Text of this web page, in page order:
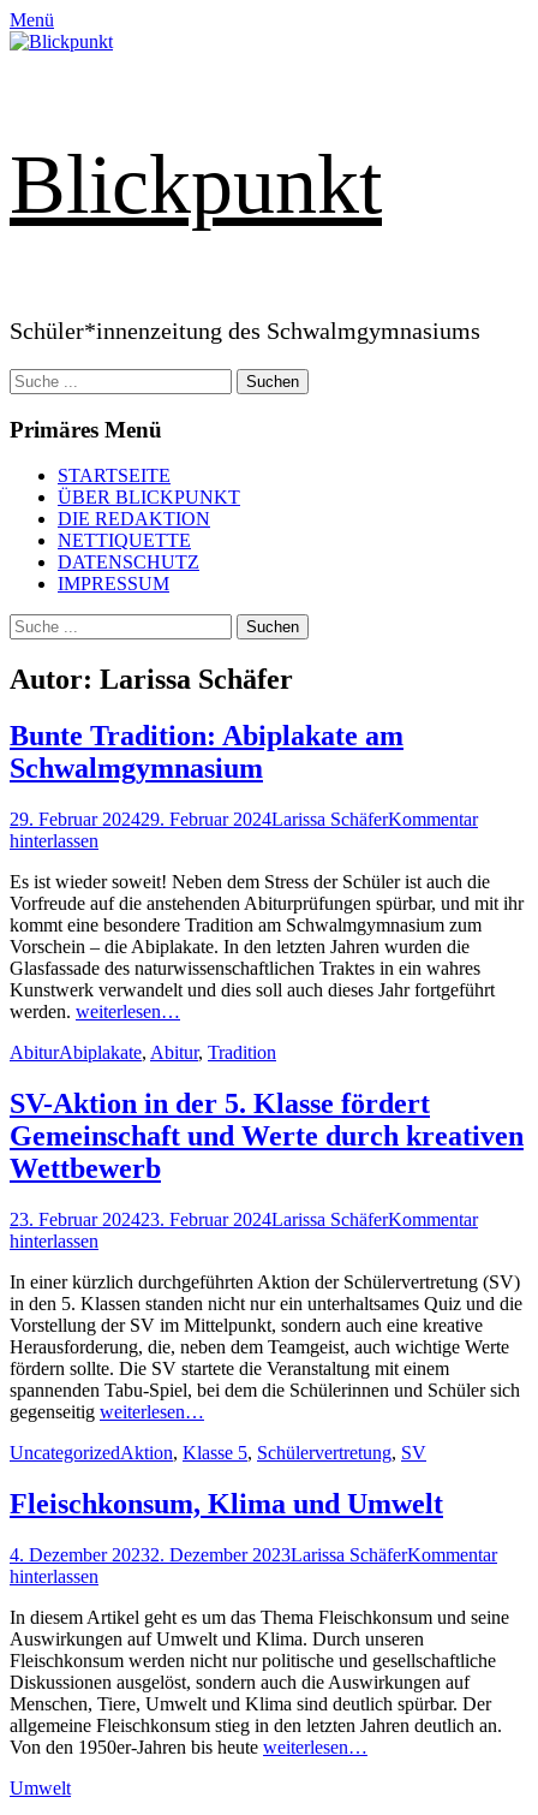
Zum
Inhalt
Menü
Blickpunkt
Schüler*innenzeitung des Schwalmgymnasiums
Suchen
nach:
Primäres Menü
STARTSEITE
ÜBER BLICKPUNKT
DIE REDAKTION
NETTIQUETTE
DATENSCHUTZ
IMPRESSUM
Suchen
Suchen
nach:
Autor: Larissa Schäfer
Bunte Tradition: Abiplakate am
Schwalmgymnasium
Posted
on
29. Februar 202429. Februar 2024Autor
Larissa SchäferKommentar
hinterlassen
Es ist wieder soweit! Neben dem Stress der Schüler ist auch die
Vorfreude auf die anstehenden Abiturprüfungen spürbar, und mit ihr
kommt eine besondere Tradition am Schwalmgymnasium zum
Vorschein – die Abiplakate. In den letzten Jahren wurden die
Glasfassade des naturwissenschaftlichen Traktes in ein wahres
Kunstwerk verwandelt und dies soll auch dieses Jahr fortgeführt
werden. weiterlesen…
Kategorien
AbiturSchlagworte
Abiplakate, Abitur, Tradition
SV-Aktion in der 5. Klasse fördert
Gemeinschaft und Werte durch kreativen
Wettbewerb
Posted
on
23. Februar 202423. Februar 2024Autor
Larissa SchäferKommentar
hinterlassen
In einer kürzlich durchgeführten Aktion der Schülervertretung (SV)
in den 5. Klassen standen nicht nur ein unterhaltsames Quiz und die
Vorstellung der SV im Mittelpunkt, sondern auch eine kreative
Herausforderung, die, neben dem Teamgeist, auch wichtige Werte
fördern sollte. Die SV startete die Veranstaltung mit einem
spannenden Tabu-Spiel, bei dem die Schülerinnen und Schüler sich
gegenseitig weiterlesen…
Kategorien
UncategorizedSchlagworte
Aktion, Klasse 5, Schülervertretung, SV
Fleischkonsum, Klima und Umwelt
Posted
on
4. Dezember 20232. Dezember 2023Autor
Larissa SchäferKommentar
hinterlassen
In diesem Artikel geht es um das Thema Fleischkonsum und seine
Auswirkungen auf Umwelt und Klima. Durch unseren
Fleischkonsum werden nicht nur politische und gesellschaftliche
Diskussionen ausgelöst, sondern auch die Auswirkungen auf
Menschen, Tiere, Umwelt und Klima sind deutlich spürbar. Der
allgemeine Fleischkonsum stieg in den letzten Jahren deutlich an.
Von den 1950er-Jahren bis heute weiterlesen…
Kategorien
Umwelt